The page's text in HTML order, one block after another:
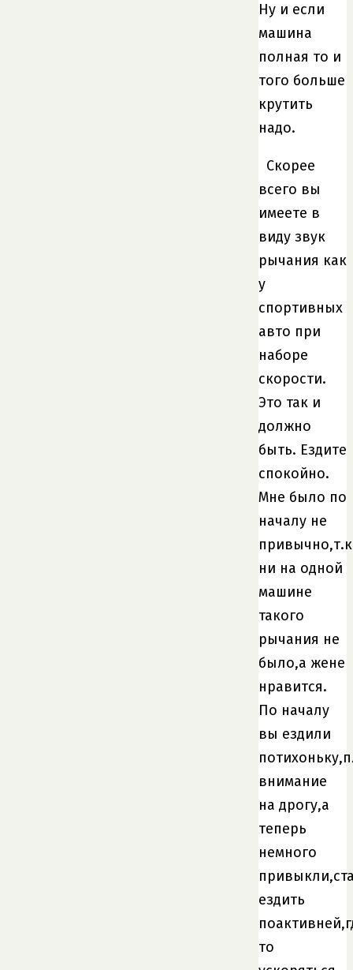
Ну и если
машина
полная то и
того больше
крутить
надо.
Скорее
всего вы
имеете в
виду звук
рычания как
у
спортивных
авто при
наборе
скорости.
Это так и
должно
быть. Ездите
спокойно.
Мне было по
началу не
ни на одной
машине
такого
рычания не
было,а жене
нравится.
По началу
вы ездили
внимание
на дрогу,а
теперь
немного
ездить
то